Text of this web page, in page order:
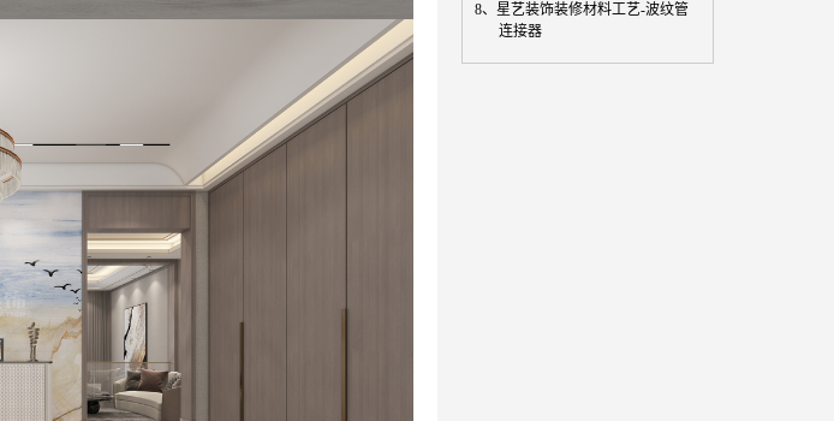
8、 星艺装饰装修材料工艺-波纹管
连接器